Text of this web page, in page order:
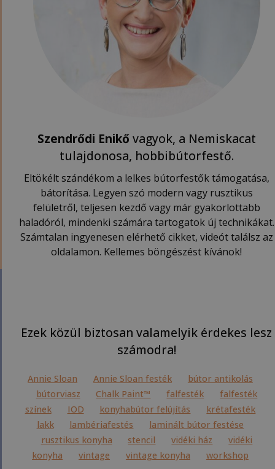
Szendrődi Enikővagyok, a Nemiskacat
tulajdonosa, hobbibútorfestő.
Eltökélt szándékom a lelkes bútorfestők támogatása,
bátorítása. Legyen szó modern vagy rusztikus
felületről, teljesen kezdő vagy már gyakorlottabb
haladóról, mindenki számára tartogatok új technikákat.
Számtalan ingyenesen elérhető cikket, videót találsz az
oldalamon. Kellemes böngészést kívánok!
Ezek közül biztosan valamelyik érdekes lesz
számodra!
Annie Sloan Annie Sloan festék
bútor antikolás
bútorviasz
Chalk Paint™ falfesték
falfesték
színek
IOD konyhabútor felújítás
krétafesték
lakk
lambériafestés
laminált bútor festése
rusztikus konyha
stencil vidéki ház
vidéki
konyha
vintage vintage konyha workshop